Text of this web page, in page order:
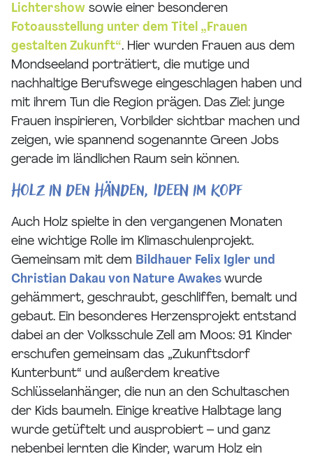
Lichtershow sowie einer besonderen
Fotoausstellung unter dem Titel „Frauen
gestalten Zukunft“. Hier wurden Frauen aus dem
Mondseeland porträtiert, die mutige und
nachhaltige Berufswege eingeschlagen haben und
mit ihrem Tun die Region prägen. Das Ziel: junge
Frauen inspirieren, Vorbilder sichtbar machen und
zeigen, wie spannend sogenannte Green Jobs
gerade im ländlichen Raum sein können.
Holz in den Händen, Ideen im Kopf
Auch Holz spielte in den vergangenen Monaten
eine wichtige Rolle im Klimaschulenprojekt.
Gemeinsam mit dem Bildhauer Felix Igler und
Christian Dakau von Nature Awakes wurde
gehämmert, geschraubt, geschliffen, bemalt und
gebaut. Ein besonderes Herzensprojekt entstand
dabei an der Volksschule Zell am Moos: 91 Kinder
erschufen gemeinsam das „Zukunftsdorf
Kunterbunt“ und außerdem kreative
Schlüsselanhänger, die nun an den Schultaschen
der Kids baumeln. Einige kreative Halbtage lang
wurde getüftelt und ausprobiert – und ganz
nebenbei lernten die Kinder, warum Holz ein